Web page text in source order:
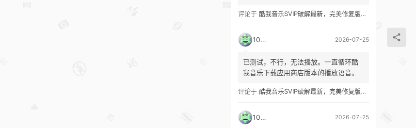
评论于 酷我音乐SVIP破解最新，完美修复版！支持安卓+车机+pc版！
1035 2026-07-25
已测试，不行，无法播放。一直循环酷
我音乐下载应用商店版本的播放语音。
评论于 酷我音乐SVIP破解最新，完美修复版！支持安卓+车机+pc版！
1035 2026-07-25